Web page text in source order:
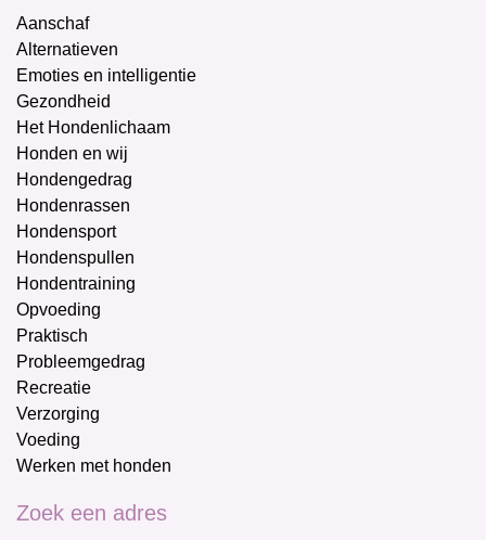
Aanschaf
Alternatieven
Emoties en intelligentie
Gezondheid
Het Hondenlichaam
Honden en wij
Hondengedrag
Hondenrassen
Hondensport
Hondenspullen
Hondentraining
Opvoeding
Praktisch
Probleemgedrag
Recreatie
Verzorging
Voeding
Werken met honden
Zoek een adres